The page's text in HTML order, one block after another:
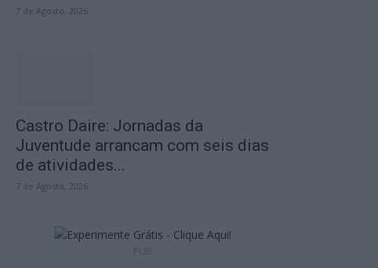
7 de Agosto, 2026
Castro Daire: Jornadas da
Juventude arrancam com seis dias
de atividades...
7 de Agosto, 2026